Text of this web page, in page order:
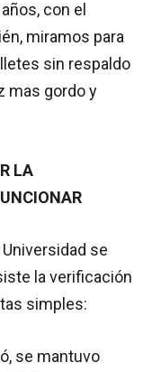
con el
miramos para
sin respaldo
mas gordo y
LA
se
la verificación
simples:
se mantuvo